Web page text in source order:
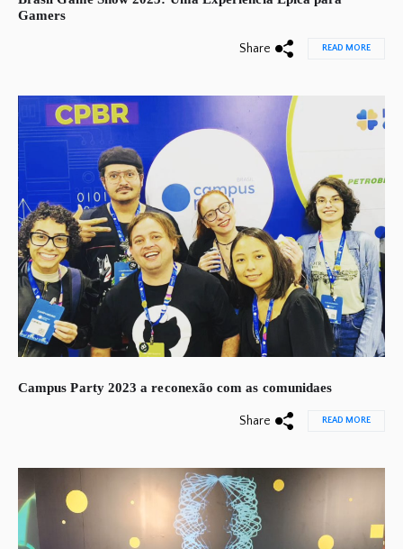
Gamers
Share READ MORE
Campus Party 2023 a reconexão com as comunidaes
Share READ MORE